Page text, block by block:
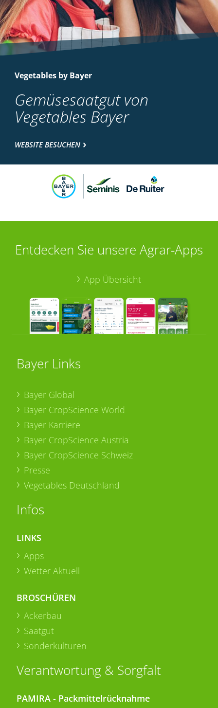
Vegetables by Bayer
Gemüsesaatgut von
Vegetables Bayer
WEBSITE BESUCHEN
Entdecken Sie unsere Agrar-Apps
App Übersicht
Bayer Links
Bayer Global
Bayer CropScience World
Bayer Karriere
Bayer CropScience Austria
Bayer CropScience Schweiz
Presse
Vegetables Deutschland
Infos
LINKS
Apps
Wetter Aktuell
BROSCHÜREN
Ackerbau
Saatgut
Sonderkulturen
Verantwortung & Sorgfalt
PAMIRA - Packmittelrücknahme